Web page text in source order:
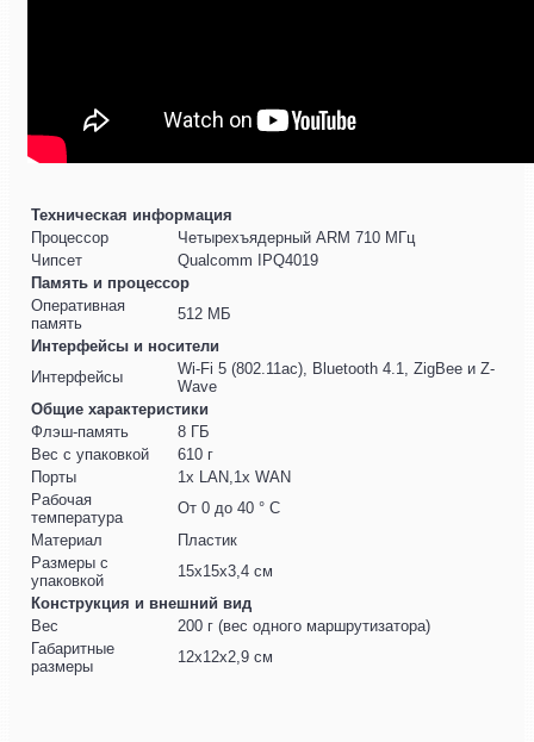
Техническая информация
Процессор
Четырехъядерный ARM 710 МГц
Чипсет
Qualcomm IPQ4019
Память и процессор
Оперативная
память
512 МБ
Интерфейсы и носители
Интерфейсы
Wi-Fi 5 (802.11ac), Bluetooth 4.1, ZigBee и Z-
Wave
Общие характеристики
Флэш-память
8 ГБ
Вес с упаковкой
610 г
Порты
1x LAN,1x WAN
Рабочая
температура
От 0 до 40 ° C
Материал
Пластик
Размеры с
упаковкой
15x15x3,4 см
Конструкция и внешний вид
Вес
200 г (вес одного маршрутизатора)
Габаритные
размеры
12x12x2,9 см